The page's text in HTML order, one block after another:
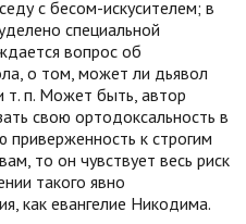
с бесом-искусителем; в
специальной
вопрос об
о том, может ли дьявол
т. п. Может быть, автор
свою ортодоксальность в
приверженность к строгим
то он чувствует весь риск
такого явно
как евангелие Никодима.